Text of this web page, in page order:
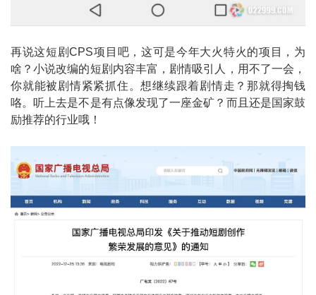
再说这短剧CPS项目吧，这可是今年大火特火的项目，为
啥？小说改编的短剧内容丰富，剧情吸引人，用不了一会，
你就能被剧情紧紧抓住。想继续跟着剧情走？那就得掏钱
咯。听上去是不是有点像发现了一座金矿？而且还是国家鼓
励推荐的行业哦！